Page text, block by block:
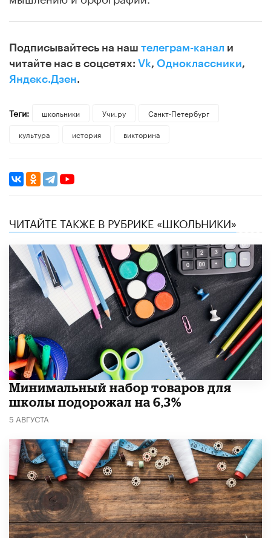
Подписывайтесь на наш телеграм-канал и
читайте нас в соцсетях: Vk, Одноклассники,
Яндекс.Дзен.
Теги: школьники Учи.ру
Санкт-Петербург
культура
история викторина
ЧИТАЙТЕ ТАКЖЕ В РУБРИКЕ «ШКОЛЬНИКИ»
Минимальный набор товаров для
школы подорожал на 6,3%
5 АВГУСТА